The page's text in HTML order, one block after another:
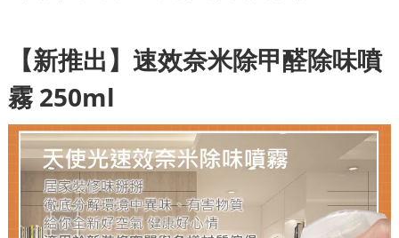
【新推出】速效奈米除甲醛除味噴
霧 250ml